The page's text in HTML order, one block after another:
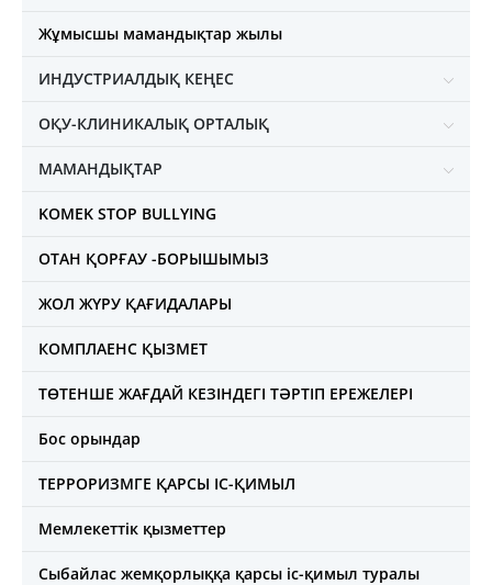
Жұмысшы мамандықтар жылы
ИНДУСТРИАЛДЫҚ КЕҢЕС
ОҚУ-КЛИНИКАЛЫҚ ОРТАЛЫҚ
МАМАНДЫҚТАР
KOMEK STOP BULLYING
ОТАН ҚОРҒАУ -БОРЫШЫМЫЗ
ЖОЛ ЖҮРУ ҚАҒИДАЛАРЫ
КОМПЛАЕНС ҚЫЗМЕТ
ТӨТЕНШЕ ЖАҒДАЙ КЕЗІНДЕГІ ТӘРТІП ЕРЕЖЕЛЕРІ
Бос орындар
ТЕРРОРИЗМГЕ ҚАРСЫ ІС-ҚИМЫЛ
Мемлекеттік қызметтер
Сыбайлас жемқорлыққа қарсы іс-қимыл туралы